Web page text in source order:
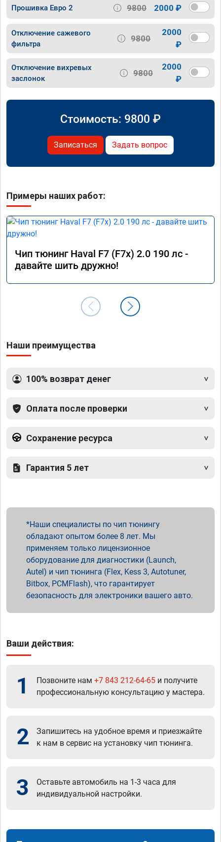
Прошивка Евро 2 9800 2000 ₽
Отключение сажевого
фильтра
9800
2000
₽
Отключение вихревых
заслонок
9800
2000
₽
Стоимость: 9800 ₽
Записаться Задать вопрос
Примеры наших работ:
Чип тюнинг Haval F7 (F7x) 2.0 190 лс -
давайте шить дружно!
Наши преимущества
100% возврат денег
Оплата после проверки
Сохранение ресурса
Гарантия 5 лет
Наши специалисты по чип тюнингу
обладают опытом более 8 лет. Мы
применяем только лицензионное
оборудование для диагностики (Launch,
Autel) и чип тюнинга (Flex, Kess 3, Autotuner,
Bitbox, PCMFlash), что гарантирует
безопасность для электроники вашего авто.
Ваши действия:
1 Позвоните нам +7 843 212-64-65 и получите
профессиональную консультацию у мастера.
2
Запишитесь на удобное время и приезжайте
к нам в сервис на установку чип тюнинга.
3
Оставьте автомобиль на 1-3 часа для
индивидуальной настройки.